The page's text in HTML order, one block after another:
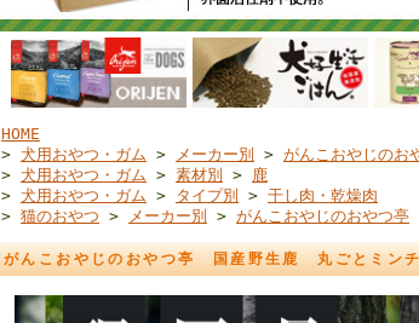
HOME
> 犬用おやつ・ガム > メーカー別 > がんこおやじのお
> 犬用おやつ・ガム > 素材別 > 鹿
> 犬用おやつ・ガム > タイプ別 > 干し肉・乾燥肉
> 猫のおやつ > メーカー別 > がんこおやじのおやつ亭
がんこおやじのおやつ亭 国産野生鹿 丸ごとミン